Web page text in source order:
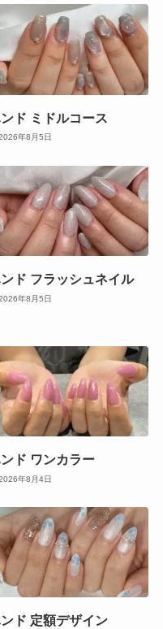
ド ミドルコース
年8月5日
ド フラッシュネイル
年8月5日
ド ワンカラー
年8月4日
ド 定額デザイン